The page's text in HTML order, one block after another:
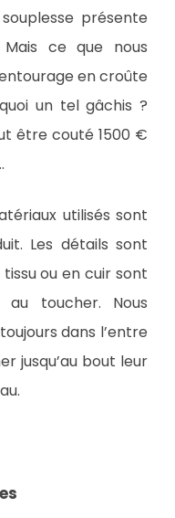
présente
ce que nous
en croûte
un tel gâchis ?
être couté 1500 €
utilisés sont
Les détails sont
ou en cuir sont
toucher. Nous
dans l’entre
jusqu’au bout leur